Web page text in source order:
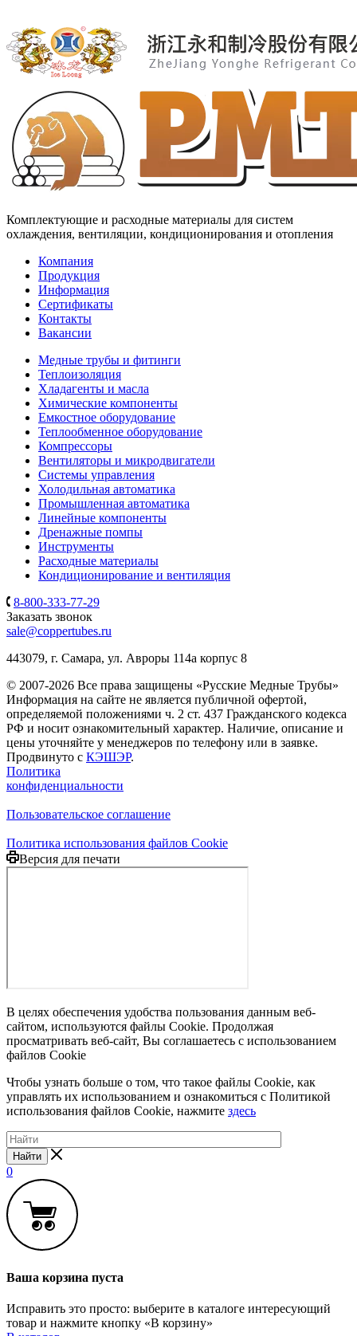
Комплектующие и расходные материалы для систем
охлаждения, вентиляции, кондиционирования и отопления
Компания
Продукция
Информация
Сертификаты
Контакты
Вакансии
Медные трубы и фитинги
Теплоизоляция
Хладагенты и масла
Химические компоненты
Емкостное оборудование
Теплообменное оборудование
Компрессоры
Вентиляторы и микродвигатели
Системы управления
Холодильная автоматика
Промышленная автоматика
Линейные компоненты
Дренажные помпы
Инструменты
Расходные материалы
Кондиционирование и вентиляция
8-800-333-77-29
Заказать звонок
sale@coppertubes.ru
443079, г. Самара, ул. Авроры 114а корпус 8
© 2007-2026 Все права защищены «Русские Медные Трубы»
Информация на сайте не является публичной офертой,
определяемой положениями ч. 2 ст. 437 Гражданского кодекса
РФ и носит ознакомительный характер. Наличие, описание и
цены уточняйте у менеджеров по телефону или в заявке.
Продвинуто с КЭШЭР.
Политика
конфиденциальности
Пользовательское соглашение
Политика использования файлов Cookie
Версия для печати
В целях обеспечения удобства пользования данным веб-
сайтом, используются файлы Cookie. Продолжая
просматривать веб-сайт, Вы соглашаетесь с использованием
файлов Cookie
Чтобы узнать больше о том, что такое файлы Cookie, как
управлять их использованием и ознакомиться с Политикой
использования файлов Cookie, нажмите здесь
Найти
0
Ваша корзина пуста
Исправить это просто: выберите в каталоге интересующий
товар и нажмите кнопку «В корзину»